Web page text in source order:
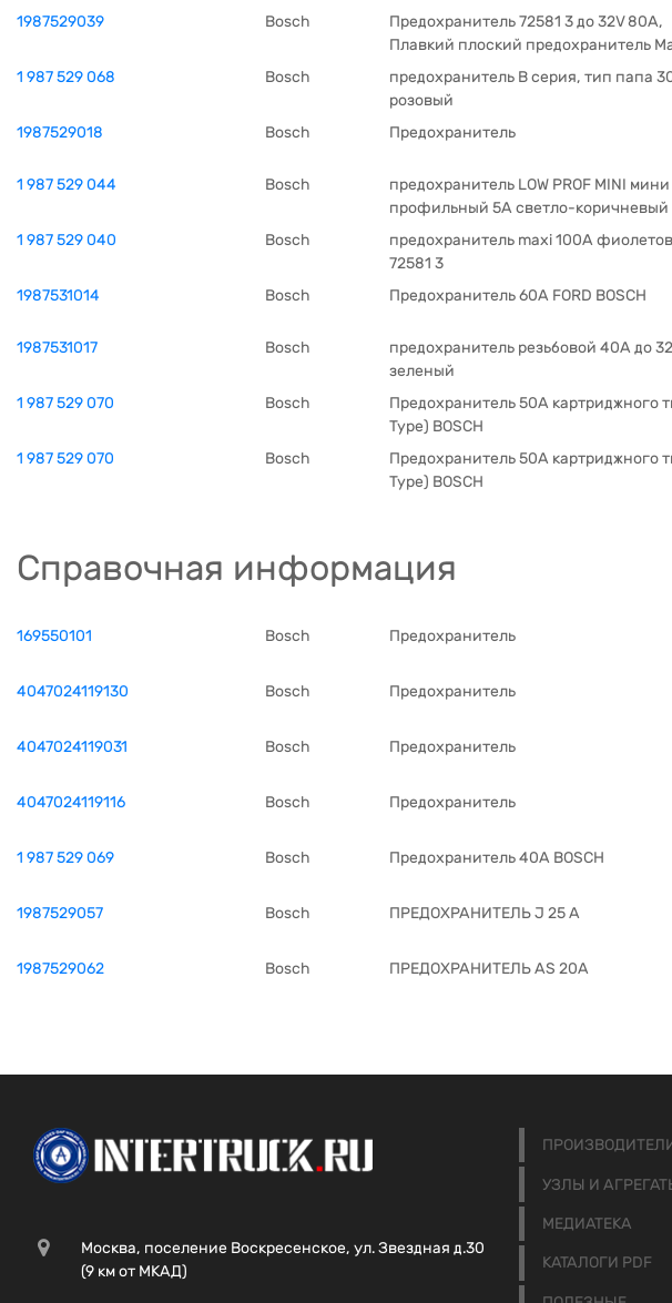
1987529039 Bosch
Предохранитель 72581 3 до 32V 80А,
Плавкий плоский предохранитель
1 987 529 068 Bosch
предохранитель B серия, тип папа
розовый
1987529018 Bosch Предохранитель
1 987 529 044 Bosch
предохранитель LOW PROF MINI
профильный 5A светло-коричневый
1 987 529 040 Bosch
предоxранитель maxi 100A
72581 3
1987531014 Bosch Предохранитель 60A FORD BOSCH
1987531017 Bosch
предохранитель резьбовой 40A до
зеленый
1 987 529 070 Bosch
Предохранитель 50A картриджного
Type) BOSCH
1 987 529 070 Bosch
Предохранитель 50A картриджного
Type) BOSCH
Справочная информация
169550101 Bosch Предохранитель
4047024119130
Bosch Предохранитель
4047024119031
Bosch Предохранитель
4047024119116
Bosch Предохранитель
1 987 529 069
Bosch Предохранитель 40A BOSCH
1987529057
Bosch ПРЕДОХРАНИТЕЛЬ J 25 A
1987529062
Bosch ПРЕДОХРАНИТЕЛЬ AS 20A
Москва, поселение Воскресенское, ул. Звездная д.30
(9 км от МКАД)
УЗЛЫ И
МЕДИАТЕКА
КАТАЛОГИ PDF